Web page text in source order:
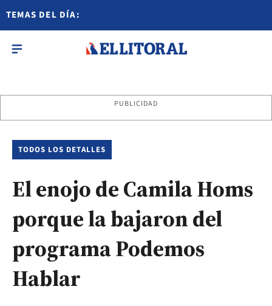
TEMAS DEL DÍA:
PUBLICIDAD
TODOS LOS DETALLES
El enojo de Camila Homs
porque la bajaron del
programa Podemos
Hablar